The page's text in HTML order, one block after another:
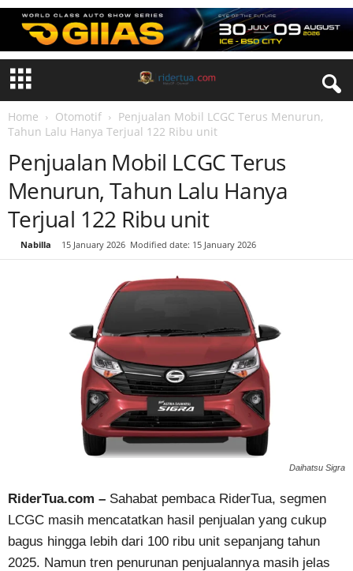
Home Otomotif
Penjualan Mobil LCGC Terus Menurun,
Tahun Lalu Hanya Terjual 122 Ribu unit
Penjualan Mobil LCGC Terus
Menurun, Tahun Lalu Hanya
Terjual 122 Ribu unit
Nabilla 15 January 2026 Modified date: 15 January 2026
Daihatsu Sigra
RiderTua.com – Sahabat pembaca RiderTua, segmen
LCGC masih mencatatkan hasil penjualan yang cukup
bagus hingga lebih dari 100 ribu unit sepanjang tahun
2025. Namun tren penurunan penjualannya masih jelas